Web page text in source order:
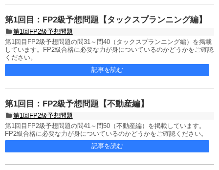
第1回目：FP2級予想問題【タックスプランニング編】
第1回FP2級予想問題
第1回目FP2級予想問題の問31～問40（タックスプランニング編）を掲載
しています。FP2級合格に必要な力が身についているのかどうかをご確認
ください。
記事を読む
第1回目：FP2級予想問題【不動産編】
第1回FP2級予想問題
第1回目FP2級予想問題の問41～問50（不動産編）を掲載しています。
FP2級合格に必要な力が身についているのかどうかをご確認ください。
記事を読む